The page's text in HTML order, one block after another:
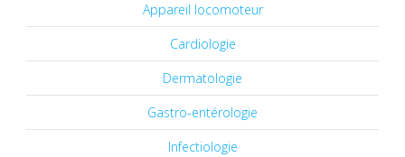
Appareil locomoteur
Cardiologie
Dermatologie
Gastro-entérologie
Infectiologie